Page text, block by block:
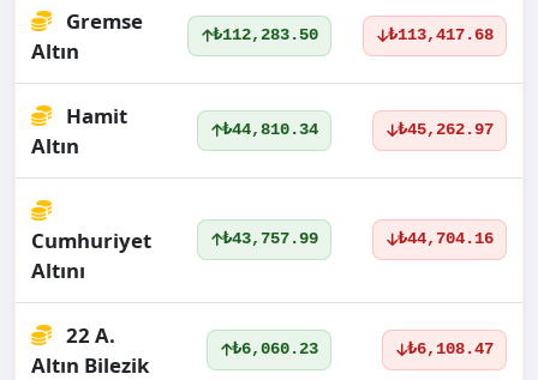
Gremse
Altın
₺112,283.50 ₺113,417.68
Hamit
Altın
₺44,810.34 ₺45,262.97
Cumhuriyet
Altını
₺43,757.99 ₺44,704.16
22 A.
Altın Bilezik
₺6,060.23 ₺6,108.47